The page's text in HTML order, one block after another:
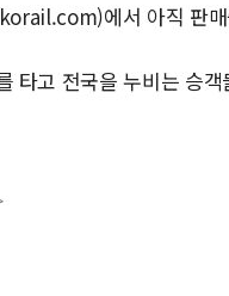
에서 아직 판
타고 전국을 누비는 승